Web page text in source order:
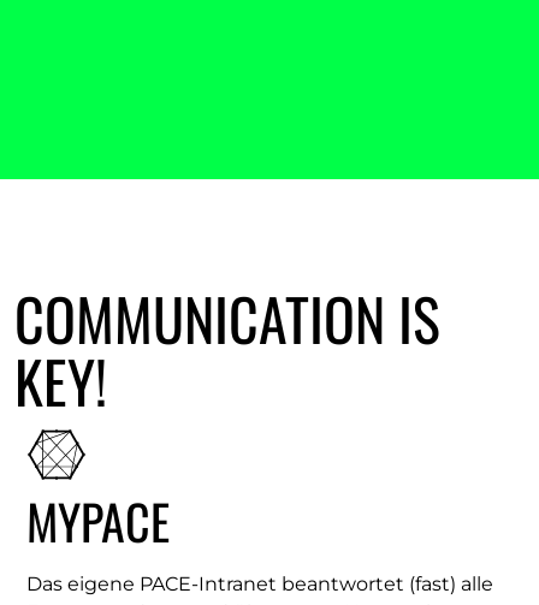
COMMUNICATION IS
KEY!
MYPACE
Das eigene PACE-Intranet beantwortet (fast) alle